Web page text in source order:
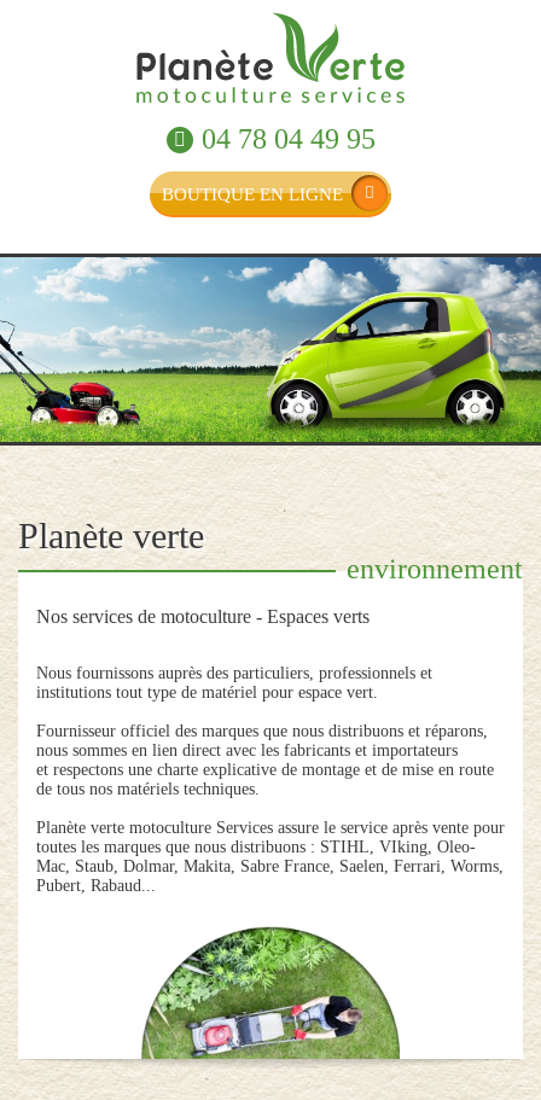
04 78 04 49 95
BOUTIQUE EN LIGNE
Planète verte
environnement
Nos services de motoculture - Espaces verts
Nous fournissons auprès des particuliers, professionnels et
institutions tout type de matériel pour espace vert.
Fournisseur officiel des marques que nous distribuons et réparons,
nous sommes en lien direct avec les fabricants et importateurs
et respectons une charte explicative de montage et de mise en route
de tous nos matériels techniques.
Planète verte motoculture Services assure le service après vente pour
toutes les marques que nous distribuons : STIHL, VIking, Oleo-
Mac, Staub, Dolmar, Makita, Sabre France, Saelen, Ferrari, Worms,
Pubert, Rabaud...